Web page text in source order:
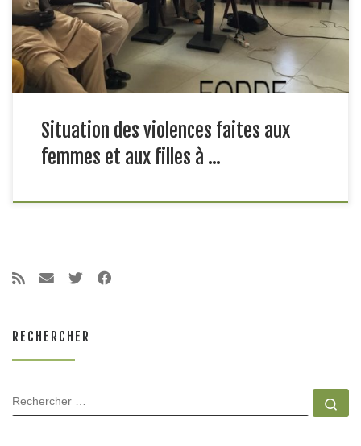
est de contribuer à une meilleure connaissance de la situation
des violences faites aux femmes et aux filles dans […]
Situation des violences faites aux
femmes et aux filles à …
RECHERCHER
RECHERCHER